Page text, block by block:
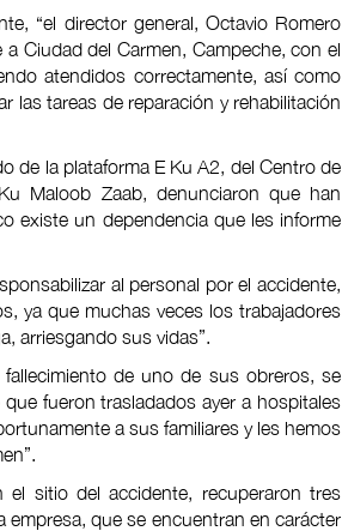
“el director general, Octavio Romero
Ciudad del Carmen, Campeche, con el
atendidos correctamente, así como
las tareas de reparación y rehabilitación
de la plataforma E Ku A2, del Centro de
Maloob Zaab, denunciaron que han
existe un dependencia que les informe
al personal por el accidente,
ya que muchas veces los trabajadores
arriesgando sus vidas”.
de uno de sus obreros, se
fueron trasladados ayer a hospitales
a sus familiares y les hemos
sitio del accidente, recuperaron tres
que se encuentran en carácter